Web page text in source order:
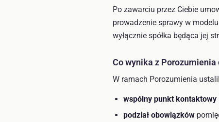
Po zawarciu przez Ciebie
prowadzenie sprawy w
wyłącznie spółka będąca jej
Co wynika z Porozumienia
W ramach Porozumienia
wspólny punkt kontaktowy
podział obowiązków